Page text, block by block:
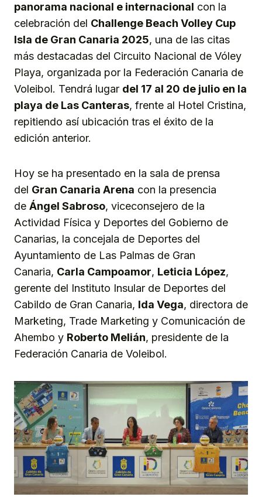
panorama nacional e internacional con la
celebración del Challenge Beach Volley Cup
Isla de Gran Canaria 2025, una de las citas
más destacadas del Circuito Nacional de Vóley
Playa, organizada por la Federación Canaria de
Voleibol. Tendrá lugar del 17 al 20 de julio en la
playa de Las Canteras, frente al Hotel Cristina,
repitiendo así ubicación tras el éxito de la
edición anterior.
Hoy se ha presentado en la sala de prensa
del Gran Canaria Arena con la presencia
de Ángel Sabroso, viceconsejero de la
Actividad Física y Deportes del Gobierno de
Canarias, la concejala de Deportes del
Ayuntamiento de Las Palmas de Gran
Canaria, Carla Campoamor, Leticia López,
gerente del Instituto Insular de Deportes del
Cabildo de Gran Canaria, Ida Vega, directora de
Marketing, Trade Marketing y Comunicación de
Ahembo y Roberto Melián, presidente de la
Federación Canaria de Voleibol.